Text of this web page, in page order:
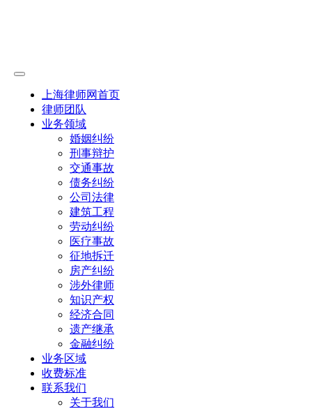
上海律师网首页
律师团队
业务领域
婚姻纠纷
刑事辩护
交通事故
债务纠纷
公司法律
建筑工程
劳动纠纷
医疗事故
征地拆迁
房产纠纷
涉外律师
知识产权
经济合同
遗产继承
金融纠纷
业务区域
收费标准
联系我们
关于我们